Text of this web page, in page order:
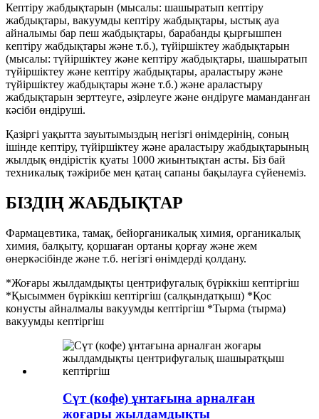
Кептіру жабдықтарын (мысалы: шашыратып кептіру
жабдықтары, вакуумды кептіру жабдықтары, ыстық ауа
айналымы бар пеш жабдықтары, барабанды қырғышпен
кептіру жабдықтары және т.б.), түйіршіктеу жабдықтарын
(мысалы: түйіршіктеу және кептіру жабдықтары, шашыратып
түйіршіктеу және кептіру жабдықтары, араластыру және
түйіршіктеу жабдықтары және т.б.) және араластыру
жабдықтарын зерттеуге, әзірлеуге және өндіруге маманданған
кәсіби өндіруші.
Қазіргі уақытта зауытымыздың негізгі өнімдерінің, соның
ішінде кептіру, түйіршіктеу және араластыру жабдықтарының
жылдық өндірістік қуаты 1000 жиынтықтан асты. Біз бай
техникалық тәжірибе мен қатаң сапаны бақылауға сүйенеміз.
БІЗДІҢ ЖАБДЫҚТАР
Фармацевтика, тамақ, бейорганикалық химия, органикалық
химия, балқыту, қоршаған ортаны қорғау және жем
өнеркәсібінде және т.б. негізгі өнімдерді қолдану.
*Жоғары жылдамдықты центрифугалық бүріккіш кептіргіш
*Қысыммен бүріккіш кептіргіш (салқындатқыш) *Қос
конусты айналмалы вакуумды кептіргіш *Тырма (тырма)
вакуумды кептіргіш
Сүт (кофе) ұнтағына арналған
жоғары жылдамдықты